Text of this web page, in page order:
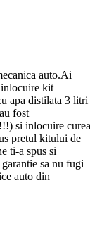
auto.Ai
kit
apa distilata 3 litri
fost
si inlocuire curea
pretul kitului de
ti-a spus si
sa nu fugi
auto din